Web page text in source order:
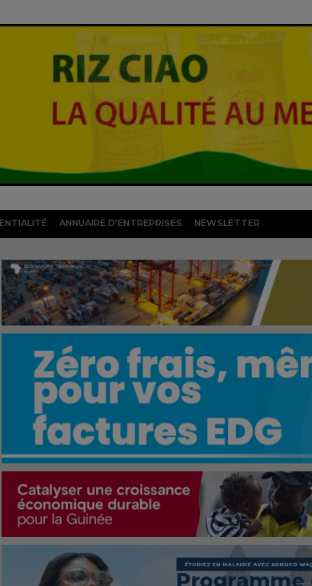
ANNUAIRE D’ENTREPRISES NEWSLETTER